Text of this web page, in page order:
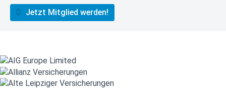
Jetzt Mitglied werden!